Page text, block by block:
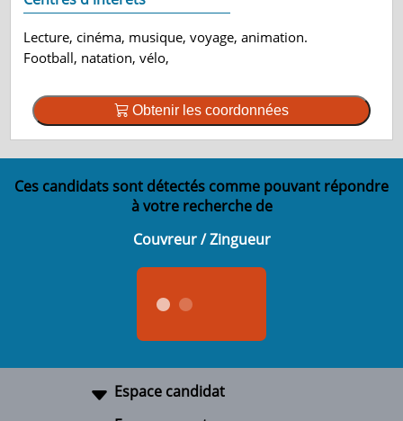
Lecture, cinéma, musique, voyage, animation.
Football, natation, vélo,
Obtenir les coordonnées
Ces candidats sont détectés comme pouvant répondre
à votre recherche de
Couvreur / Zingueur
Espace candidat